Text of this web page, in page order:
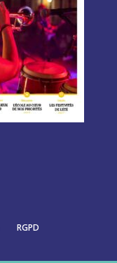
RGPD